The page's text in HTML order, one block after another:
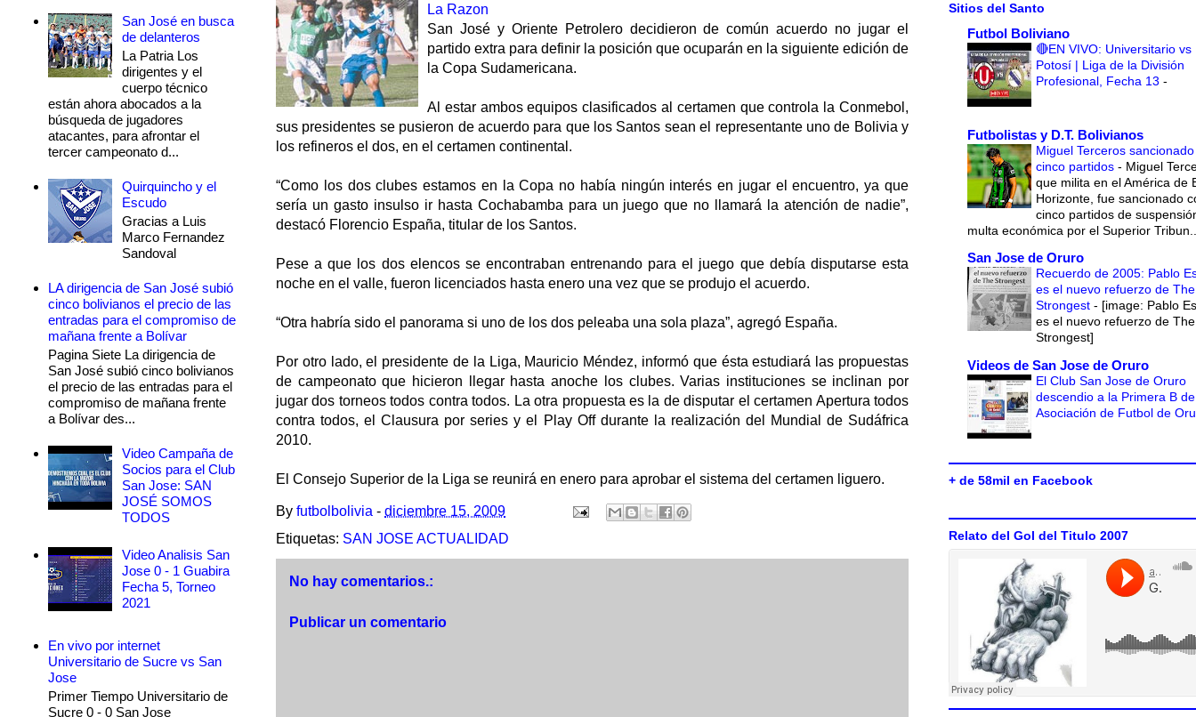
La Razon
San José y Oriente Petrolero decidieron de común acuerdo no jugar el
partido extra para definir la posición que ocuparán en la siguiente edición de
la Copa Sudamericana.
Al estar ambos equipos clasificados al certamen que controla la Conmebol,
sus presidentes se pusieron de acuerdo para que los Santos sean el representante uno de Bolivia y
los refineros el dos, en el certamen continental.
“Como los dos clubes estamos en la Copa no había ningún interés en jugar el encuentro, ya que
sería un gasto insulso ir hasta Cochabamba para un juego que no llamará la atención de nadie”,
destacó Florencio España, titular de los Santos.
Pese a que los dos elencos se encontraban entrenando para el juego que debía disputarse esta
noche en el valle, fueron licenciados hasta enero una vez que se produjo el acuerdo.
“Otra habría sido el panorama si uno de los dos peleaba una sola plaza”, agregó España.
Por otro lado, el presidente de la Liga, Mauricio Méndez, informó que ésta estudiará las propuestas
de campeonato que hicieron llegar hasta anoche los clubes. Varias instituciones se inclinan por
jugar dos torneos todos contra todos. La otra propuesta es la de disputar el certamen Apertura todos
contra todos, el Clausura por series y el Play Off durante la realización del Mundial de Sudáfrica
2010.
El Consejo Superior de la Liga se reunirá en enero para aprobar el sistema del certamen liguero.
By futbolbolivia - diciembre 15, 2009
Etiquetas: SAN JOSE ACTUALIDAD
No hay comentarios.:
Publicar un comentario
San José en busca
de delanteros
La Patria Los
dirigentes y el
cuerpo técnico
están ahora abocados a la
búsqueda de jugadores
atacantes, para afrontar el
tercer campeonato d...
Quirquincho y el
Escudo
Gracias a Luis
Marco Fernandez
Sandoval
LA dirigencia de San José subió
cinco bolivianos el precio de las
entradas para el compromiso de
mañana frente a Bolívar
Pagina Siete La dirigencia de
San José subió cinco bolivianos
el precio de las entradas para el
compromiso de mañana frente
a Bolívar des...
Video Campaña de
Socios para el Club
San Jose: SAN
JOSÉ SOMOS
TODOS
Video Analisis San
Jose 0 - 1 Guabira
Fecha 5, Torneo
2021
En vivo por internet
Universitario de Sucre vs San
Jose
Primer Tiempo Universitario de
Sucre 0 - 0 San Jose
Sitios del Santo
Futbol Boliviano
🔴EN VIVO: Universitario vs
Potosí | Liga de la División
Profesional, Fecha 13 -
Futbolistas y D.T. Bolivianos
Miguel Terceros
cinco partidos - Miguel
que milita en el América de
Horizonte, fue sancionado
cinco partidos de
multa económica por el Superior
San Jose de Oruro
Recuerdo de 2005: Pablo
es el nuevo refuerzo de The
Strongest - [image: Pablo
es el nuevo refuerzo de The
Strongest]
Videos de San Jose de Oruro
El Club San Jose de Oruro
descendio a la Primera B
Asociación de Futbol de
+ de 58mil en Facebook
Relato del Gol del Titulo 2007